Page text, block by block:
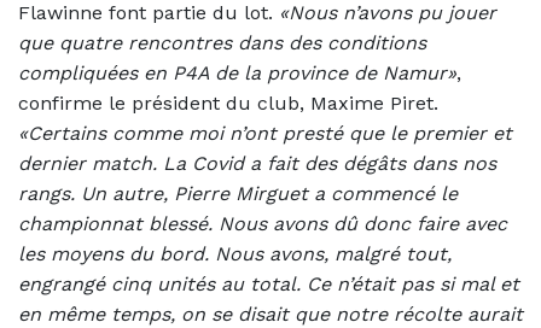
Flawinne font partie du lot. «Nous n’avons pu jouer
que quatre rencontres dans des conditions
compliquées en P4A de la province de Namur»,
confirme le président du club, Maxime Piret.
«Certains comme moi n’ont presté que le premier et
dernier match. La Covid a fait des dégâts dans nos
rangs. Un autre, Pierre Mirguet a commencé le
championnat blessé. Nous avons dû donc faire avec
les moyens du bord. Nous avons, malgré tout,
engrangé cinq unités au total. Ce n’était pas si mal et
en même temps, on se disait que notre récolte aurait